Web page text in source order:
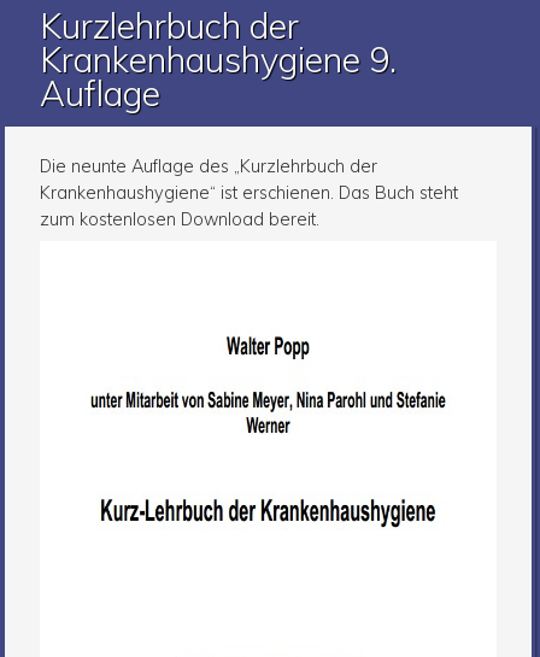
Kurzlehrbuch der
Krankenhaushygiene 9.
Auflage
Die neunte Auflage des „Kurzlehrbuch der
Krankenhaushygiene“ ist erschienen. Das Buch steht
zum kostenlosen Download bereit.